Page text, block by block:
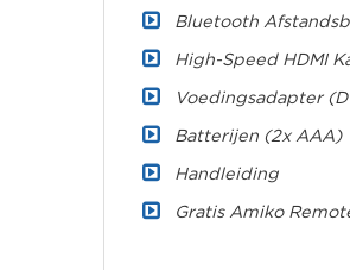
Bluetooth
High-Speed HDMI
Voedingsadapter
Batterijen (2x AAA)
Handleiding
Gratis Amiko